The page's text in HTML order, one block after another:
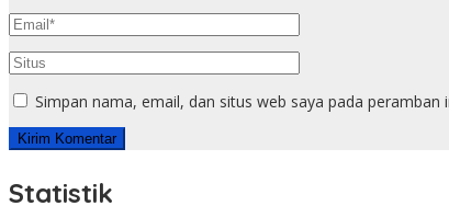
Simpan nama, email, dan situs web saya pada
Statistik